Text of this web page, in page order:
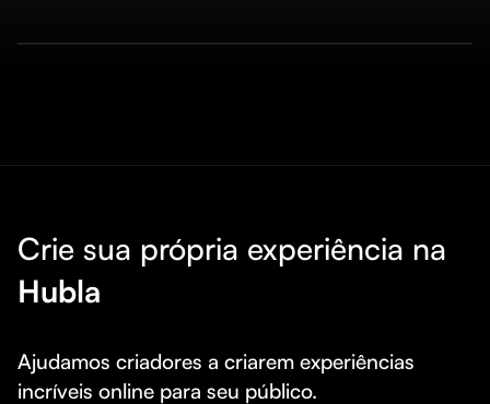
Crie sua própria experiência na
Hubla
Ajudamos criadores a criarem experiências
incríveis online para seu público.